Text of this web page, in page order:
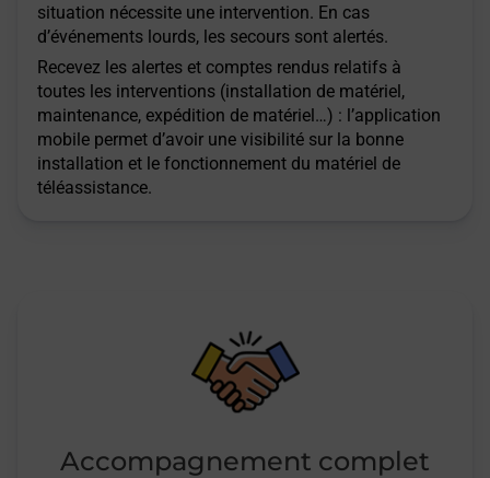
situation nécessite une intervention. En cas
d’événements lourds, les secours sont alertés.
Recevez les alertes et comptes rendus relatifs à
toutes les interventions (installation de matériel,
maintenance, expédition de matériel…) : l’application
mobile permet d’avoir une visibilité sur la bonne
installation et le fonctionnement du matériel de
téléassistance.
Accompagnement complet